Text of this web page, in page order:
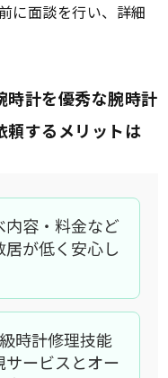
に面談を行い、詳細
時計を優秀な腕時計
頼するメリットは
内容・料金など
が低く安心し
時計修理技能
ービスとオー